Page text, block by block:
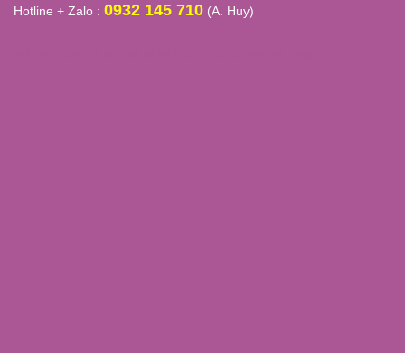
Hotline + Zalo : 0932 145 710 (A. Huy)